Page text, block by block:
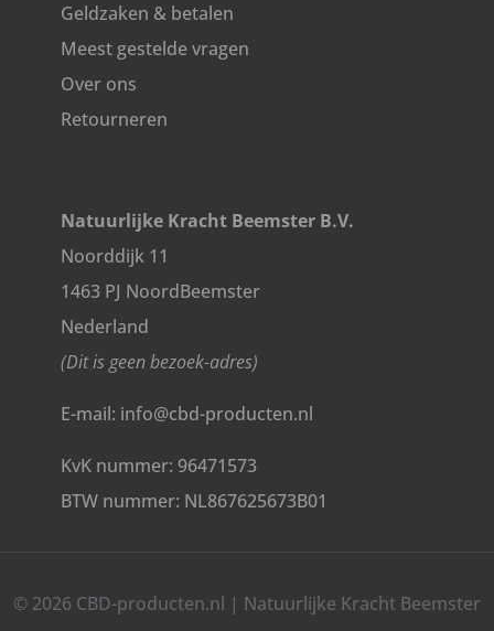
Geldzaken & betalen
Meest gestelde vragen
Over ons
Retourneren
Natuurlijke Kracht Beemster B.V.
Noorddijk 11
1463 PJ NoordBeemster
Nederland
(Dit is geen bezoek-adres)
E-mail: info@cbd-producten.nl
KvK nummer: 96471573
BTW nummer: NL867625673B01
© 2026 CBD-producten.nl | Natuurlijke Kracht Beemster